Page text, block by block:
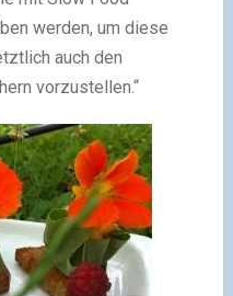
werden, um diese
auch den
vorzustellen.“